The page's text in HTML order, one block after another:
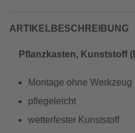
ARTIKELBESCHREIBUNG
Pflanzkasten, Kunststoff
Montage ohne Werkzeug
pflegeleicht
wetterfester Kunststoff